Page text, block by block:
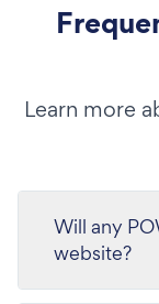
Learn more
Will any
website?